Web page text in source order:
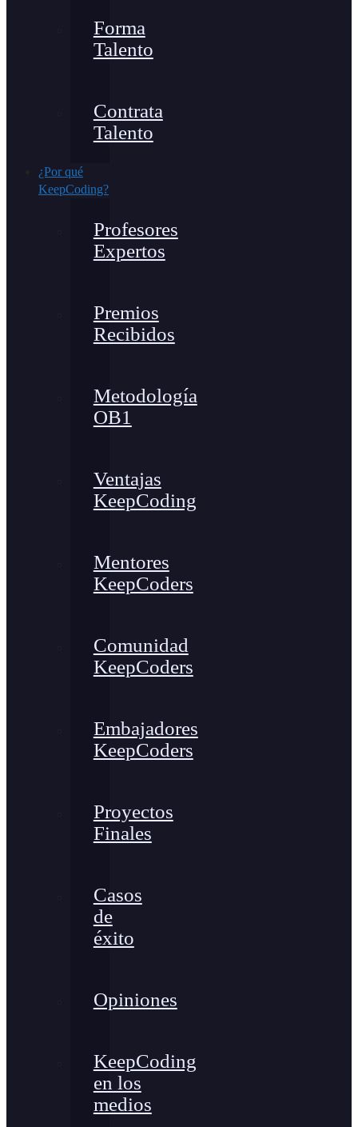
Forma
Talento
Contrata
Talento
¿Por qué
KeepCoding?
Profesores
Expertos
Premios
Recibidos
Metodología
OB1
Ventajas
KeepCoding
Mentores
KeepCoders
Comunidad
KeepCoders
Embajadores
KeepCoders
Proyectos
Finales
Casos
de
éxito
Opiniones
KeepCoding
en los
medios